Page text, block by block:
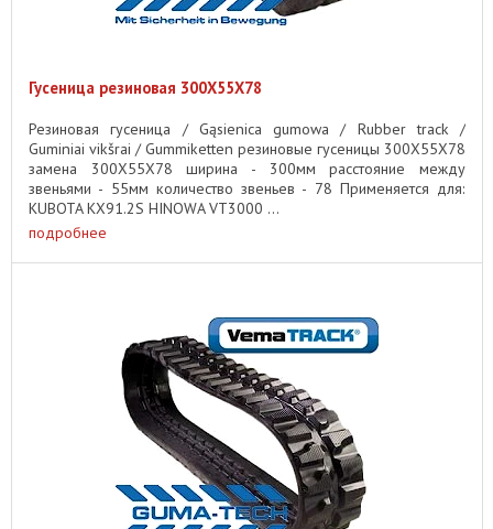
Гусеница резиновая 300X55X78
Резиновая гусеница / Gąsienica gumowa / Rubber track /
Guminiai vikšrai / Gummiketten резиновые гусеницы 300X55X78
замена 300X55X78 ширина - 300мм расстояние между
звеньями - 55мм количество звеньев - 78 Применяется для:
KUBOTA KX91.2S HINOWA VT3000 ...
подробнее